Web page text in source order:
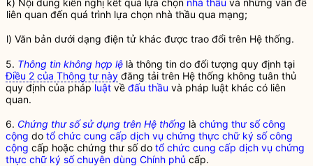
k) Nội dung kiến nghị kết quả lựa chọn nhà thầu và những vấn đề
liên quan đến quá trình lựa chọn nhà thầu qua mạng;
l) Văn bản dưới dạng điện tử khác được trao đổi trên Hệ thống.
5. Thông tin không hợp lệ là thông tin do đối tượng quy định tại
Điều 2 của Thông tư này đăng tải trên Hệ thống không tuân thủ
quy định của pháp luật về đấu thầu và pháp luật khác có liên
quan.
6. Chứng thư số sử dụng trên Hệ thống là chứng thư số công
cộng do tổ chức cung cấp dịch vụ chứng thực chữ ký số công
cộng cấp hoặc chứng thư số do tổ chức cung cấp dịch vụ chứng
thực chữ ký số chuyên dùng Chính phủ cấp.